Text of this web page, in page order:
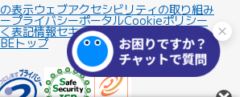
表示ウェブアクセシビリティの取り組み
プライバシーポータルCookieポリシー
表記情報セキュリティ基本方針
トップ